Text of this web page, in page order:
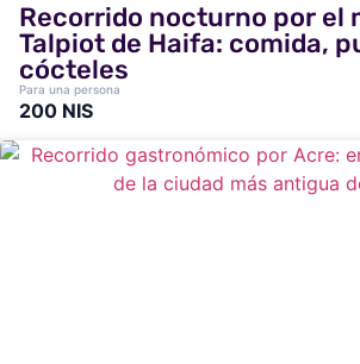
Recorrido nocturno por el
Talpiot de Haifa: comida,
cócteles
Para una persona
200 NIS